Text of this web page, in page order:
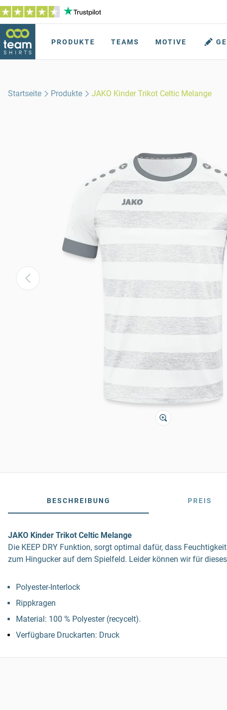
PRODUKTE TEAMS MOTIVE
Startseite Produkte JAKO Kinder Trikot Celtic Melange
BESCHREIBUNG PREIS
JAKO Kinder Trikot Celtic Melange
Die KEEP DRY Funktion, sorgt optimal dafür, dass
zum Hingucker auf dem Spielfeld. Leider können wir für
Polyester-Interlock
Rippkragen
Material: 100 % Polyester (recycelt).
Verfügbare Druckarten: Druck